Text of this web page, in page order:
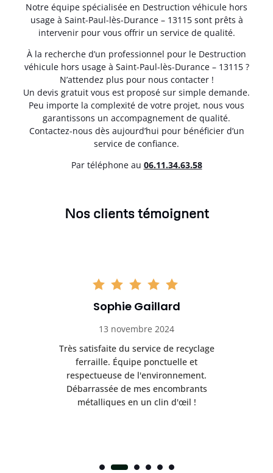
Notre équipe spécialisée en Destruction véhicule hors
usage à Saint-Paul-lès-Durance – 13115 sont prêts à
intervenir pour vous offrir un service de qualité.
À la recherche d’un professionnel pour le Destruction
véhicule hors usage à Saint-Paul-lès-Durance – 13115 ?
N’attendez plus pour nous contacter !
Un devis gratuit vous est proposé sur simple demande.
Peu importe la complexité de votre projet, nous vous
garantissons un accompagnement de qualité.
Contactez-nous dès aujourd’hui pour bénéficier d’un
service de confiance.
Par téléphone au 06.11.34.63.58
Nos clients témoignent
Sophie Gaillard
13 novembre 2024
Très satisfaite du service de recyclage
ferraille. Équipe ponctuelle et
respectueuse de l'environnement.
Débarrassée de mes encombrants
métalliques en un clin d'œil !